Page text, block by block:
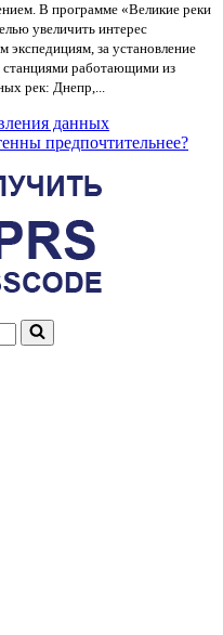
В программе «Великие реки
увеличить интерес
экспедициям, за установление
станциями работающими из
рек: Днепр,...
данных
предпочтительнее?